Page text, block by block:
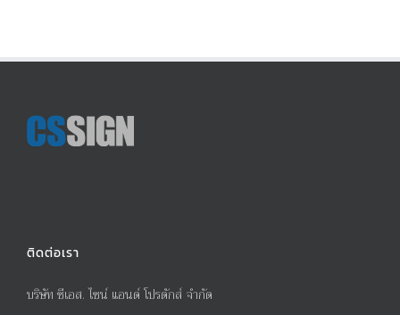
ติดต่อเรา
บริษัท ซีเอส. ไซน์ แอนด์ โปรดักส์ จำกัด